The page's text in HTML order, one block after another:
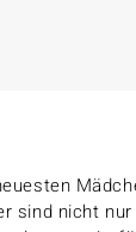
sind nicht